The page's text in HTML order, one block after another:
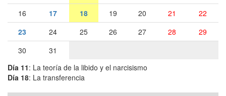
16
17 18 19 20 21
22
23
24 25 26 27 28
29
30
31
Día 11: La teoría de la libido y el narcisismo
Día 18: La transferencia